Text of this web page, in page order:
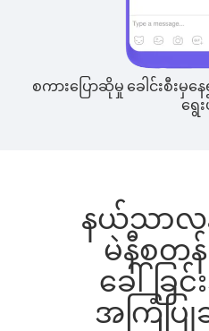
စကားပြောဆိုမှု ခေါင်းစီးမှနေ
ရွေး
နယ်သာ
မဲနီစတန်
ခေါ်ခ
အကြံပြုခ